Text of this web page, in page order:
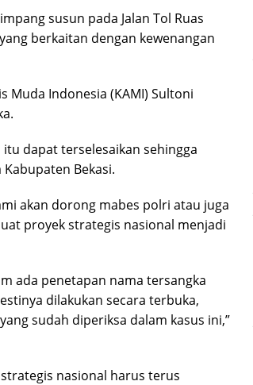
susun pada Jalan Tol Ruas
berkaitan dengan kewenangan
Muda Indonesia (KAMI) Sultoni
dapat terselesaikan sehingga
Bekasi.
akan dorong mabes polri atau juga
proyek strategis nasional menjadi
ada penetapan nama tersangka
dilakukan secara terbuka,
sudah diperiksa dalam kasus ini,”
nasional harus terus